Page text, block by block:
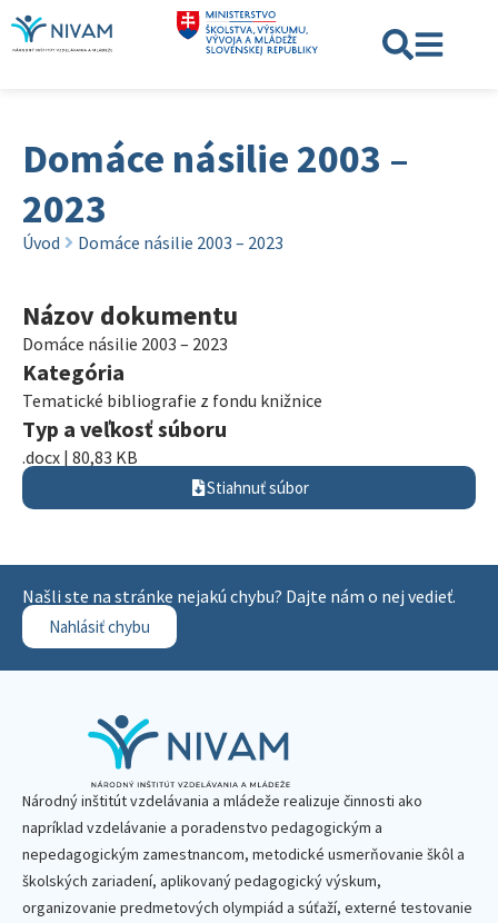
Domáce násilie 2003 –
2023
Úvod Domáce násilie 2003 – 2023
Názov dokumentu
Domáce násilie 2003 – 2023
Kategória
Tematické bibliografie z fondu knižnice
Typ a veľkosť súboru
.docx | 80,83 KB
Stiahnuť súbor
Našli ste na stránke nejakú chybu? Dajte nám o nej vedieť.
Nahlásiť chybu
Národný inštitút vzdelávania a mládeže realizuje činnosti ako
napríklad vzdelávanie a poradenstvo pedagogickým a
nepedagogickým zamestnancom, metodické usmerňovanie škôl a
školských zariadení, aplikovaný pedagogický výskum,
organizovanie predmetových olympiád a súťaží, externé testovanie